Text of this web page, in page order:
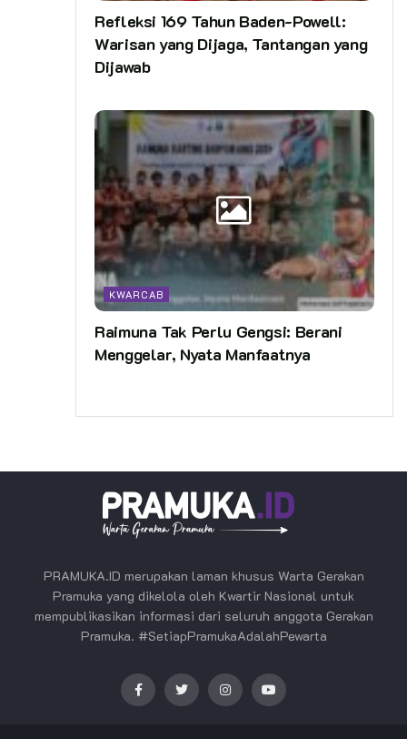
Refleksi 169 Tahun Baden-Powell:
Warisan yang Dijaga, Tantangan yang
Dijawab
KWARCAB
Raimuna Tak Perlu Gengsi: Berani
Menggelar, Nyata Manfaatnya
PRAMUKA.ID merupakan laman khusus Warta Gerakan
Pramuka yang dikelola oleh Kwartir Nasional untuk
mempublikasikan informasi dari seluruh anggota Gerakan
Pramuka. #SetiapPramukaAdalahPewarta